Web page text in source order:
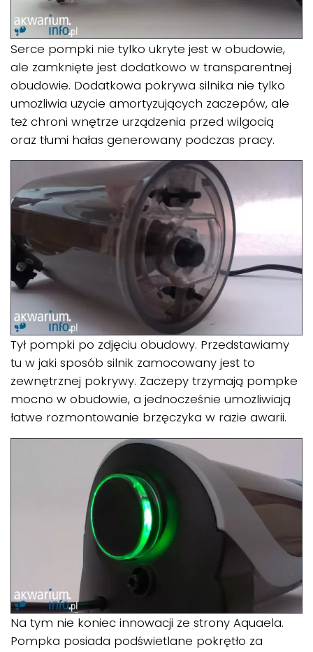
Serce pompki nie tylko ukryte jest w obudowie,
ale zamknięte jest dodatkowo w transparentnej
obudowie. Dodatkowa pokrywa silnika nie tylko
umożliwia użycie amortyzujących zaczepów, ale
też chroni wnętrze urządzenia przed wilgocią
oraz tłumi hałas generowany podczas pracy.
Tył pompki po zdjęciu obudowy. Przedstawiamy
tu w jaki sposób silnik zamocowany jest to
zewnętrznej pokrywy. Zaczepy trzymają pompke
mocno w obudowie, a jednocześnie umożliwiają
łatwe rozmontowanie brzęczyka w razie awarii.
Na tym nie koniec innowacji ze strony Aquaela.
Pompka posiada podświetlane pokrętło za